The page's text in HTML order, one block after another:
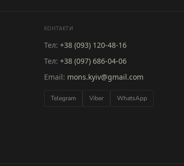
КОНТАКТИ
Тел: +38 (093) 120-48-16
Тел: +38 (097) 686-04-06
Email: mons.kyiv@gmail.com
Telegram Viber WhatsApp